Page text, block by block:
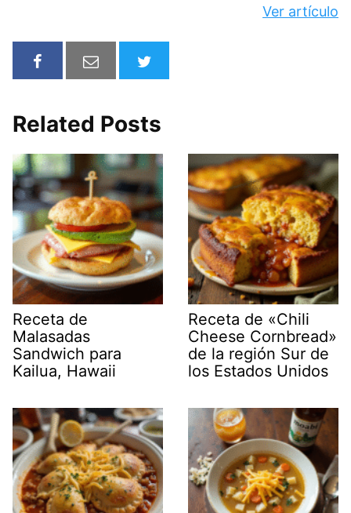
Ver artículo
Related Posts
Receta de
Malasadas
Sandwich para
Kailua, Hawaii
Receta de «Chili
Cheese Cornbread»
de la región Sur de
los Estados Unidos